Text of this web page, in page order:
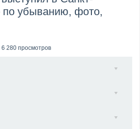
новый сингл и клип «Everybod...
убыванию, фото,
6 280 просмотров